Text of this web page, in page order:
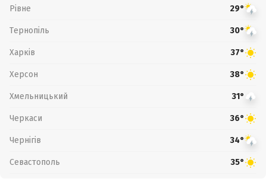
Рівне 29°
Тернопіль 30°
Харків 37°
Херсон 38°
Хмельницький 31°
Черкаси 36°
Чернігів 34°
Севастополь 35°